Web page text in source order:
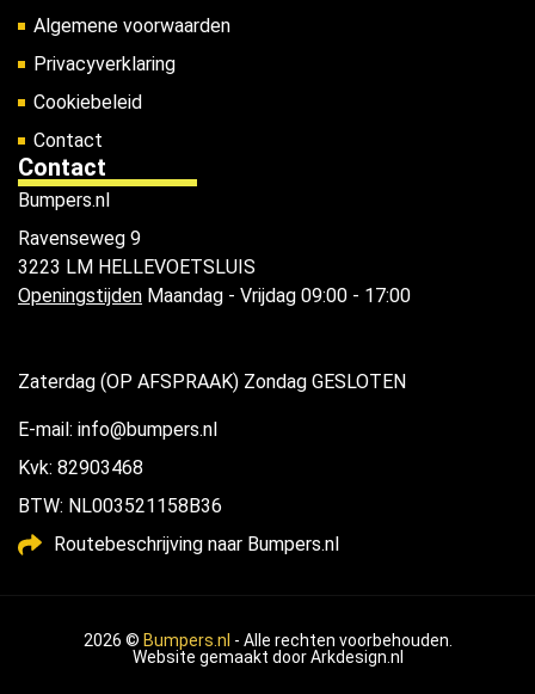
Algemene voorwaarden
Privacyverklaring
Cookiebeleid
Contact
Contact
Bumpers.nl
Ravenseweg 9
3223 LM HELLEVOETSLUIS
Openingstijden Maandag - Vrijdag 09:00 - 17:00
Zaterdag (OP AFSPRAAK) Zondag GESLOTEN
E-mail: info@bumpers.nl
Kvk: 82903468
BTW: NL003521158B36
Routebeschrijving naar Bumpers.nl
2026 © Bumpers.nl - Alle rechten voorbehouden.
Website gemaakt doorArkdesign.nl